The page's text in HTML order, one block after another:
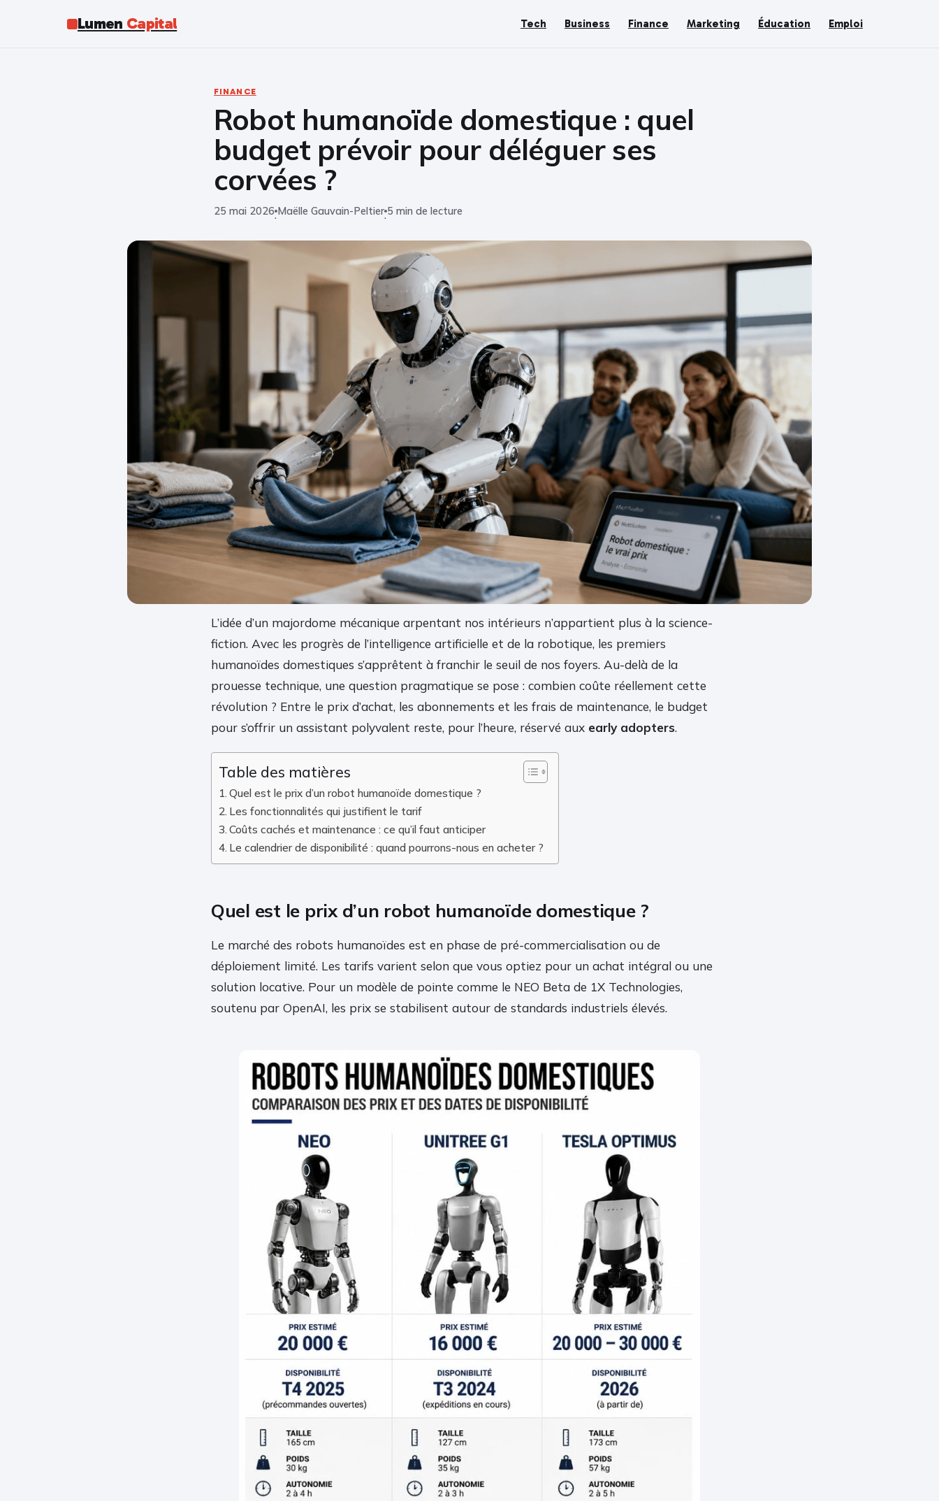
Lumen Capital Tech Business Finance Marketing Éducation Emploi
FINANCE
Robot humanoïde domestique : quel
budget prévoir pour déléguer ses
corvées ?
25 mai 2026
·
Maëlle Gauvain-Peltier
·
5 min de lecture
L’idée d’un majordome mécanique arpentant nos intérieurs n’appartient plus à la science-
fiction. Avec les progrès de l’intelligence artificielle et de la robotique, les premiers
humanoïdes domestiques s’apprêtent à franchir le seuil de nos foyers. Au-delà de la
prouesse technique, une question pragmatique se pose : combien coûte réellement cette
révolution ? Entre le prix d’achat, les abonnements et les frais de maintenance, le budget
pour s’offrir un assistant polyvalent reste, pour l’heure, réservé aux early adopters.
Table des matières
Quel est le prix d’un robot humanoïde domestique ?
Les fonctionnalités qui justifient le tarif
Coûts cachés et maintenance : ce qu’il faut anticiper
Le calendrier de disponibilité : quand pourrons-nous en acheter ?
Quel est le prix d’un robot humanoïde domestique ?
Le marché des robots humanoïdes est en phase de pré-commercialisation ou de
déploiement limité. Les tarifs varient selon que vous optiez pour un achat intégral ou une
solution locative. Pour un modèle de pointe comme le NEO Beta de 1X Technologies,
soutenu par OpenAI, les prix se stabilisent autour de standards industriels élevés.